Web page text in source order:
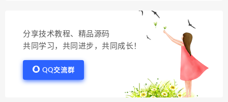
分享技术教程、精品源码
共同学习，共同进步，共同成长！
QQ交流群